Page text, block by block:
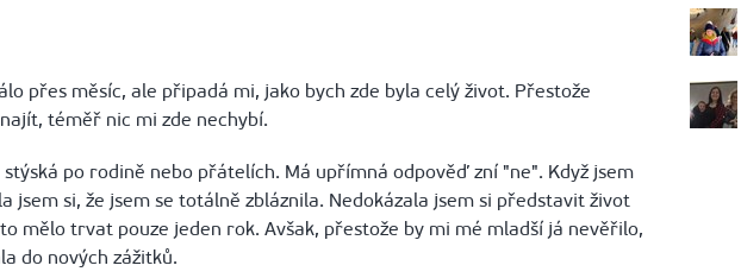
přes měsíc, ale připadá mi, jako bych zde byla celý život. Přestože
téměř nic mi zde nechybí.
po rodině nebo přátelích. Má upřímná odpověď zní "ne". Když jsem
jsem si, že jsem se totálně zbláznila. Nedokázala jsem si představit život
mělo trvat pouze jeden rok. Avšak, přestože by mi mé mladší já nevěřilo,
do nových zážitků.